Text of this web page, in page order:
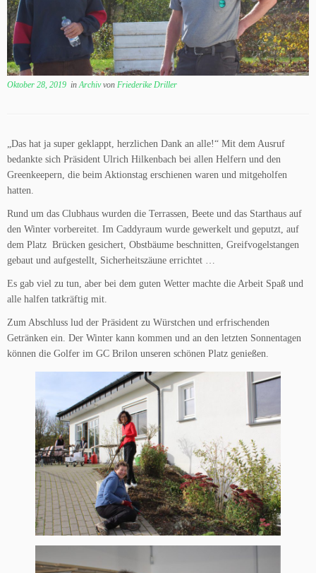
Oktober 28, 2019 inArchivvon Friederike Driller
„Das hat ja super geklappt, herzlichen Dank an alle!“ Mit dem Ausruf
bedankte sich Präsident Ulrich Hilkenbach bei allen Helfern und den
Greenkeepern, die beim Aktionstag erschienen waren und mitgeholfen
hatten.
Rund um das Clubhaus wurden die Terrassen, Beete und das Starthaus auf
den Winter vorbereitet. Im Caddyraum wurde gewerkelt und geputzt, auf
dem Platz Brücken gesichert, Obstbäume beschnitten, Greifvogelstangen
gebaut und aufgestellt, Sicherheitszäune errichtet …
Es gab viel zu tun, aber bei dem guten Wetter machte die Arbeit Spaß und
alle halfen tatkräftig mit.
Zum Abschluss lud der Präsident zu Würstchen und erfrischenden
Getränken ein. Der Winter kann kommen und an den letzten Sonnentagen
können die Golfer im GC Brilon unseren schönen Platz genießen.